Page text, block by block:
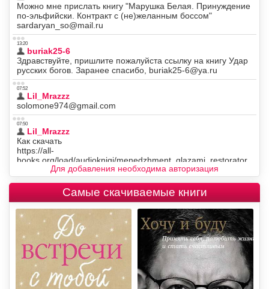
Для добавления необходима авторизация
Самые скачиваемые книги